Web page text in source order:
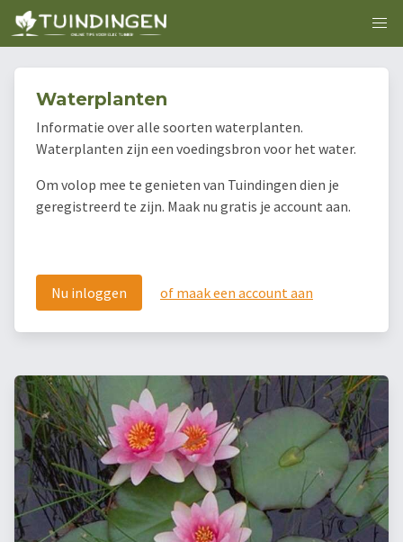
Waterplanten
Informatie over alle soorten waterplanten.
Waterplanten zijn een voedingsbron voor het water.
Om volop mee te genieten van Tuindingen dien je
geregistreerd te zijn. Maak nu gratis je account aan.
Nu inloggen of maak een account aan